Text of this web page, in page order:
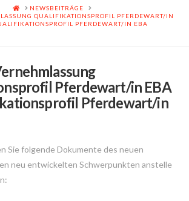
HOMENEWSBEITRÄGE
QUALIFIKATIONSPROFIL PFERDEWART/IN
PFERDEWART/IN EBA
Pferdewart/in EBA
Pferdewart/in
Sie folgende Dokumente des neuen
neu entwickelten Schwerpunkten anstelle